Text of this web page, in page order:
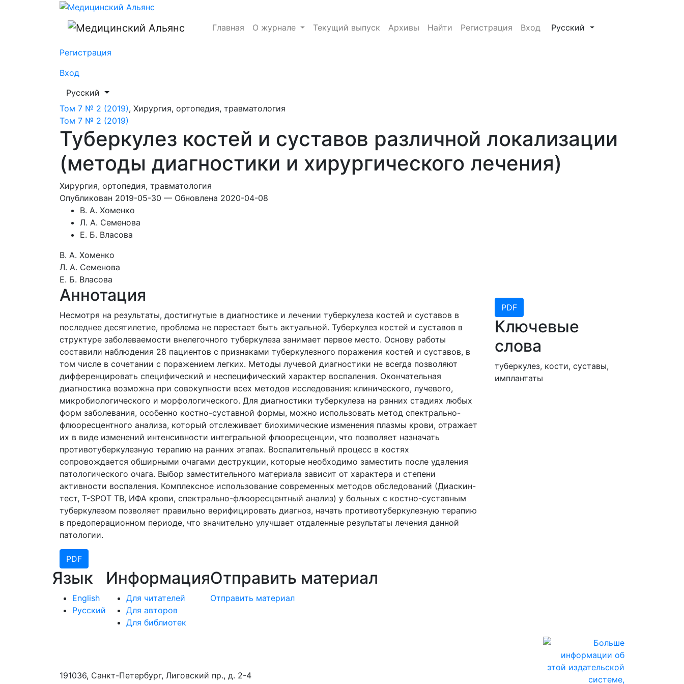
Туберкулез костей и суставов различной локализации (методы диагностики и хирургического лечения)
Главная О журнале Текущий выпуск Архивы Найти Регистрация Вход Русский
Регистрация
Вход
##plugins.themes.healthSciences.language.toggle##
Русский
Том 7 № 2 (2019), Хирургия, ортопедия, травматология
Том 7 № 2 (2019)
Туберкулез костей и суставов различной локализации
(методы диагностики и хирургического лечения)
Хирургия, ортопедия, травматология
Опубликован 2019-05-30 — Обновлена 2020-04-08
В. А. Хоменко
Л. А. Семенова
Е. Б. Власова
В. А. Хоменко
Л. А. Семенова
Е. Б. Власова
PDF
Ключевые
слова
туберкулез, кости, суставы,
имплантаты
Аннотация
Несмотря на результаты, достигнутые в диагностике и лечении туберкулеза костей и суставов в
последнее десятилетие, проблема не перестает быть актуальной. Туберкулез костей и суставов в
структуре заболеваемости внелегочного туберкулеза занимает первое место. Основу работы
составили наблюдения 28 пациентов с признаками туберкулезного поражения костей и суставов, в
том числе в сочетании с поражением легких. Методы лучевой диагностики не всегда позволяют
дифференцировать специфический и неспецифический характер воспаления. Окончательная
диагностика возможна при совокупности всех методов исследования: клинического, лучевого,
микробиологического и морфологического. Для диагностики туберкулеза на ранних стадиях любых
форм заболевания, особенно костно-суставной формы, можно использовать метод спектрально-
флюоресцентного анализа, который отслеживает биохимические изменения плазмы крови, отражает
их в виде изменений интенсивности интегральной флюоресценции, что позволяет назначать
противотуберкулезную терапию на ранних этапах. Воспалительный процесс в костях
сопровождается обширными очагами деструкции, которые необходимо заместить после удаления
патологического очага. Выбор заместительного материала зависит от характера и степени
активности воспаления. Комплексное использование современных методов обследований (Диаскин-
тест, T-SPOT TB, ИФА крови, спектрально-флюоресцентный анализ) у больных с костно-суставным
туберкулезом позволяет правильно верифицировать диагноз, начать противотуберкулезную терапию
в предоперационном периоде, что значительно улучшает отдаленные результаты лечения данной
патологии.
PDF
Язык
English
Русский
Информация
Для читателей
Для авторов
Для библиотек
Отправить материал
Отправить материал
191036, Санкт-Петербург, Лиговский пр., д. 2-4